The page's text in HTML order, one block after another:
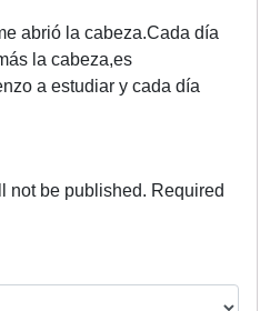
abrió la cabeza.Cada día
la cabeza,es
a estudiar y cada día
not be published. Required